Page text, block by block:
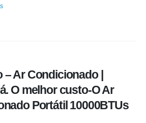
– Ar Condicionado |
O melhor custo-O Ar
Portátil 10000BTUs